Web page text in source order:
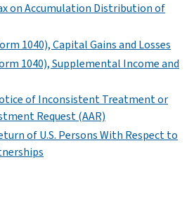
on Accumulation Distribution of
1040), Capital Gains and Losses
1040), Supplemental Income and
of Inconsistent Treatment or
Request (AAR)
of U.S. Persons With Respect to